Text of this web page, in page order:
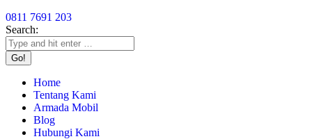
0811 7691 203
Search:
Home
Tentang Kami
Armada Mobil
Blog
Hubungi Kami